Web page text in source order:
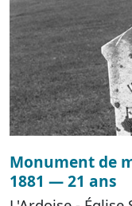
Monument de
1881 — 21 ans